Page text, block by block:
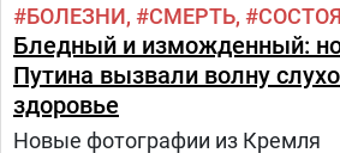
БОЛЕЗНИ СМЕРТЬ
Бледный и изможденный:
Путина вызвали волну
здоровье
Новые фотографии из Кремля